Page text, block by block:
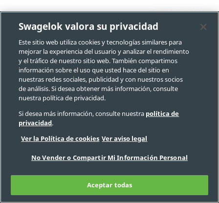
Su Socio desde la
Construcción hasta la
Operación Rentable
Tanto si está construyendo
un nuevo buque para la
exploración de petróleo y
gas en alta mar como si está
pensando en cómo
maximizar el tiempo productivo de un buque existente en
el mar entre las paradas en dique seco, podemos
ayudarle. Además de ofrecer acceso rápido y cómodo a
componentes y ensamblajes para sistemas de fluidos de
de uso en proyectos upstream, tenemos a su disposición
un conjunto completo de servicios de ingeniería diseñados
Swagelok valora su privacidad
Este sitio web utiliza cookies y tecnologías similares para
mejorar la experiencia del usuario y analizar el rendimiento
y el tráfico de nuestro sitio web. También compartimos
información sobre el uso que usted hace del sitio en
nuestras redes sociales, publicidad y con nuestros socios
de análisis. Si desea obtener más información, consulte
nuestra política de privacidad.
Si desea más información, consulte nuestra política de
privacidad.
Ver la Política de cookies Ver aviso legal
No Vender o Compartir Mi Información Personal
Aceptar todas